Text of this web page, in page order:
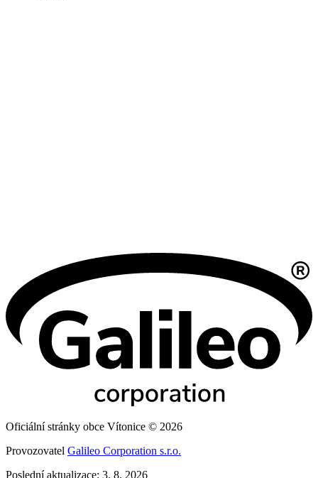
Oficiální stránky obce Vítonice © 2026
Provozovatel Galileo Corporation s.r.o.
Poslední aktualizace: 3. 8. 2026